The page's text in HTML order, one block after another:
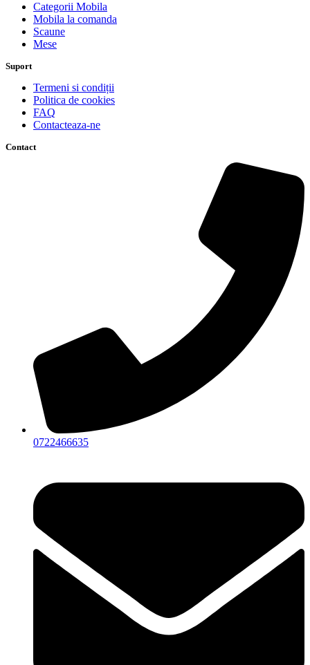
Categorii Mobila
Mobila la comanda
Scaune
Mese
Suport
Termeni si condiții
Politica de cookies
FAQ
Contacteaza-ne
Contact
0722466635